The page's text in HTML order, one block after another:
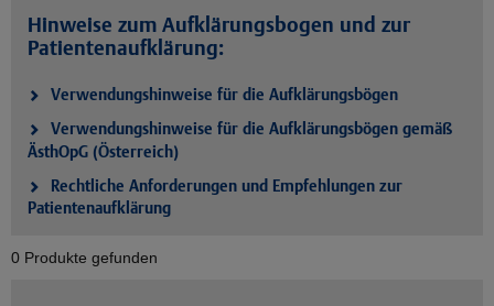
Hinweise zum Aufklärungsbogen und zur
Patientenaufklärung:
Verwendungshinweise für die Aufklärungsbögen
Verwendungshinweise für die Aufklärungsbögen gemäß
ÄsthOpG (Österreich)
Rechtliche Anforderungen und Empfehlungen zur
Patientenaufklärung
0 Produkte gefunden